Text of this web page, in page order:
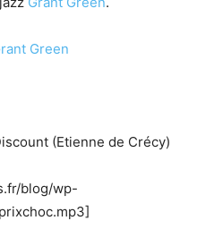
(Etienne de Crécy)
blog/wp-